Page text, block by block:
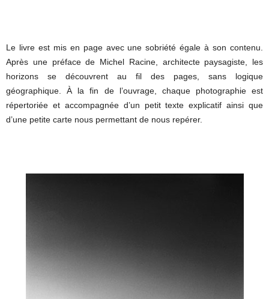
Le livre est mis en page avec une sobriété égale à son contenu.
Après une préface de Michel Racine, architecte paysagiste, les
horizons se découvrent au fil des pages, sans logique
géographique. À la fin de l’ouvrage, chaque photographie est
répertoriée et accompagnée d’un petit texte explicatif ainsi que
d’une petite carte nous permettant de nous repérer.